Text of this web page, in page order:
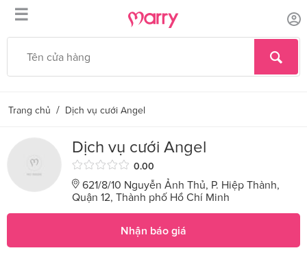
☰
Trang chủ / Dịch vụ cưới Angel
Dịch vụ cưới Angel
0.00
621/8/10 Nguyễn Ảnh Thủ, P. Hiệp Thành,
Quận 12, Thành phố Hồ Chí Minh
Nhận báo giá